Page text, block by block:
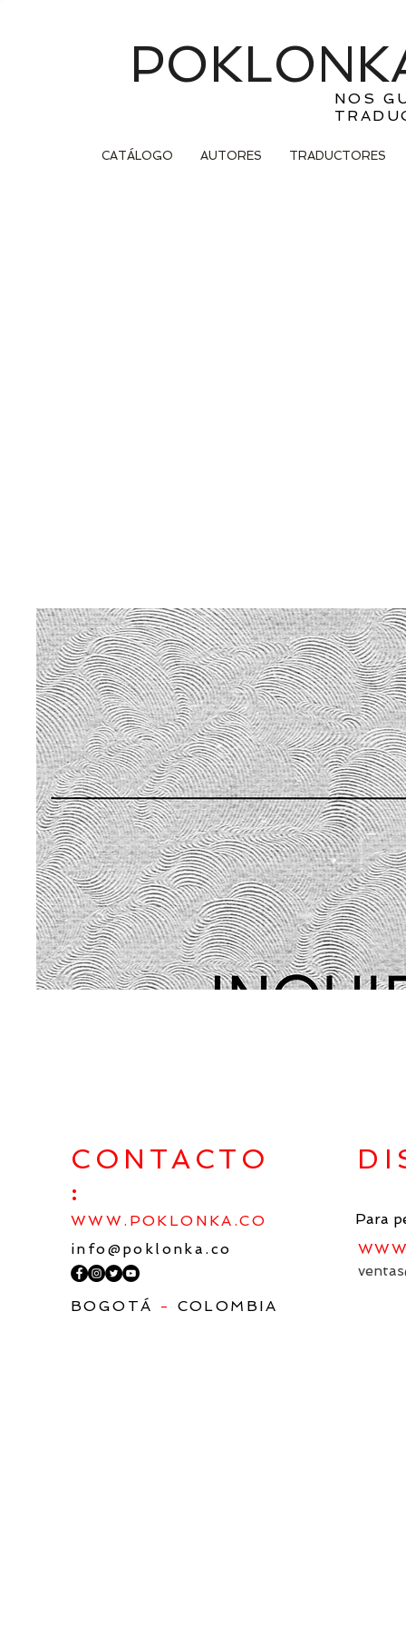
NOS
CATÁLOGO AUTORES TRADUCTORES
CONTACTO
:
WWW.POKLONKA.CO
info@poklonka.co
Para
BOGOTÁ - COLOMBIA